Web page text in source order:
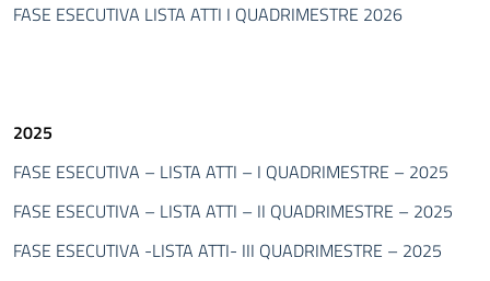
FASE ESECUTIVA LISTA ATTI I QUADRIMESTRE 2026
2025
FASE ESECUTIVA – LISTA ATTI – I QUADRIMESTRE – 2025
FASE ESECUTIVA – LISTA ATTI – II QUADRIMESTRE – 2025
FASE ESECUTIVA -LISTA ATTI- III QUADRIMESTRE – 2025